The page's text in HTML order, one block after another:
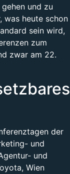
und zu
was heute schon
sein wird,
zum
zwar am 22.
der
und
und
Wien